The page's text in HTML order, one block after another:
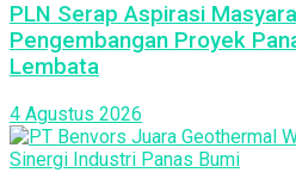
PLN Serap Aspirasi
Pengembangan Proyek
Lembata
4 Agustus 2026